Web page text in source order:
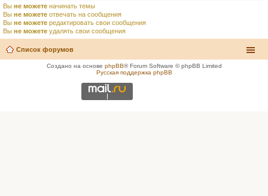
Вы не можете начинать темы
Вы не можете отвечать на сообщения
Вы не можете редактировать свои сообщения
Вы не можете удалять свои сообщения
Список форумов
Создано на основе phpBB® Forum Software © phpBB Limited
Русская поддержка phpBB